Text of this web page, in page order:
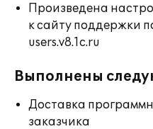
Произведена
к сайту поддержки
users.v8.1c.ru
Выполнены
Доставка
заказчика